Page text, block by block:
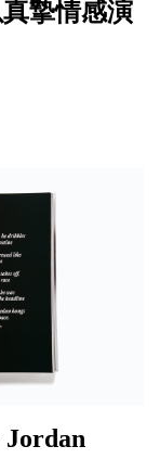
摯情感演